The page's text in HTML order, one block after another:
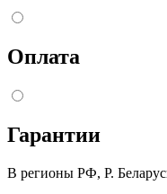
Оплата
Гарантии
В регионы РФ, Р.